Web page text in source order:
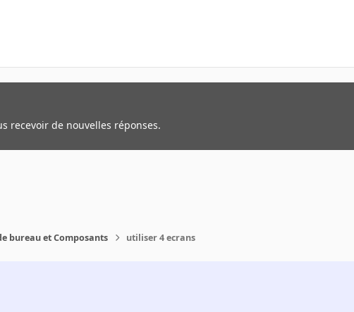
recevoir de nouvelles réponses.
bureau et Composants utiliser 4 ecrans